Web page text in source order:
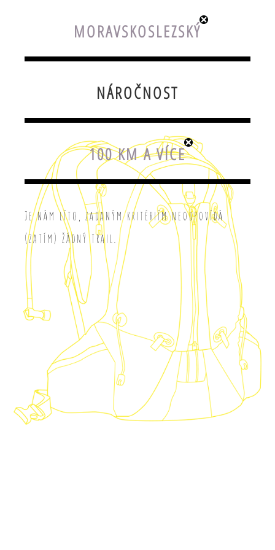
MORAVSKOSLEZSKÝ
NÁROČNOST
100 KM A VÍCE
Je nám líto, zadaným kritériím neodpovídá
(zatím) žádný trail.